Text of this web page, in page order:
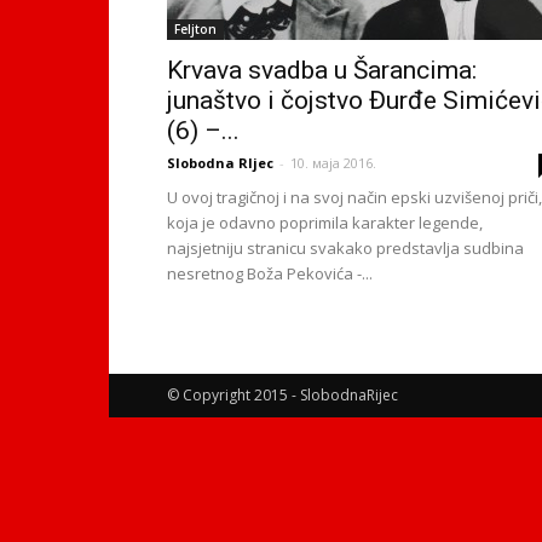
Feljton
Krvava svadba u Šarancima:
junaštvo i čojstvo Đurđe
(6) –...
Slobodna RIjec - 10. маја 2016.
U ovoj tragičnoj i na svoj način epski uzvišenoj priči,
koja je odavno poprimila karakter legende,
najsjetniju stranicu svakako predstavlja sudbina
nesretnog Boža Pekovića -...
© Copyright 2015 - SlobodnaRijec